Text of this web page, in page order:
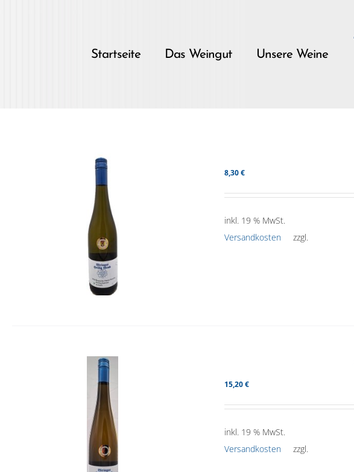
Startseite Das Weingut Unsere Weine
8,30€
inkl. 19 % MwSt.
zzgl.
Versandkosten
15,20€
inkl. 19 % MwSt.
zzgl.
Versandkosten